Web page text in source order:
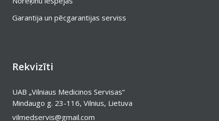
Garantija un pēcgarantijas serviss
Rekvizīti
UAB „Vilniaus Medicinos Servisas“
Mindaugo g. 23-116, Vilnius, Lietuva
vilmedservis@gmail.com